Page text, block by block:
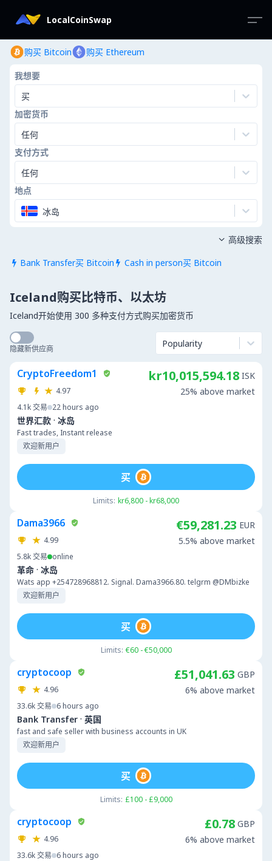
LocalCoinSwap
购买 Bitcoin 购买 Ethereum
我想要
买
加密货币
任何
支付方式
任何
地点
冰岛
 Bank Transfer买 Bitcoin  Cash in person买 Bitcoin
 高级搜索
Iceland购买比特币、以太坊
Iceland开始使用 300 多种支付方式购买加密货币
隐藏新供应商 Popularity
CryptoFreedom1
4.97
4.1k交易 22 hours ago
世界汇款 · 冰岛
Fast trades, Instant release
欢迎新用户
kr10,015,594.18 ISK
25% above market
Limits: kr6,800 - kr68,000
买
Dama3966
4.99
5.8k交易 online
革命 · 冰岛
Wats app +254728968812. Signal. Dama3966.80. telgrm @DMbizke
欢迎新用户
€59,281.23 EUR
5.5% above market
Limits: €60 - €50,000
买
cryptocoop
4.96
33.6k交易 6 hours ago
Bank Transfer · 英国
fast and safe seller with business accounts in UK
欢迎新用户
£51,041.63 GBP
6% above market
Limits: £100 - £9,000
买
cryptocoop
4.96
33.6k交易 6 hours ago
£0.78 GBP
6% above market